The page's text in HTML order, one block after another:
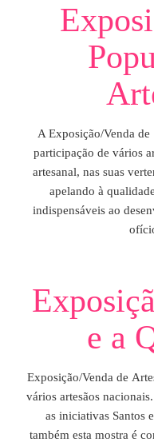
A Exposição/Venda de
participação de vários
artesanal, nas suas
apelando à
indispensáveis ao
e a
Exposição/Venda de
vários artesãos
as iniciativas Santos
também esta mostra é